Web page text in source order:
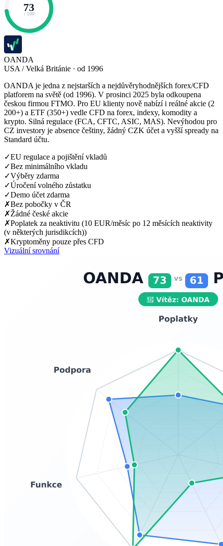
73
/ 100
OANDA
USA / Velká Británie · od 1996
OANDA je jedna z nejstarších a nejdůvěryhodnějších forex/CFD
platforem na světě (od 1996). V prosinci 2025 byla odkoupena
českou firmou FTMO. Pro EU klienty nově nabízí i reálné akcie (2
200+) a ETF (350+) vedle CFD na forex, indexy, komodity a
krypto. Silná regulace (FCA, CFTC, ASIC, MAS). Nevýhodou pro
CZ investory je absence češtiny, žádný CZK účet a vyšší spready na
Standard účtu.
✓EU regulace a pojištění vkladů
✓Bez minimálního vkladu
✓Výběry zdarma
✓Úročení volného zůstatku
✓Demo účet zdarma
✗Bez pobočky v ČR
✗Žádné české akcie
✗Poplatek za neaktivitu (10 EUR/měsíc po 12 měsících neaktivity
(v některých jurisdikcích))
✗Kryptoměny pouze přes CFD
Vizuální srovnání